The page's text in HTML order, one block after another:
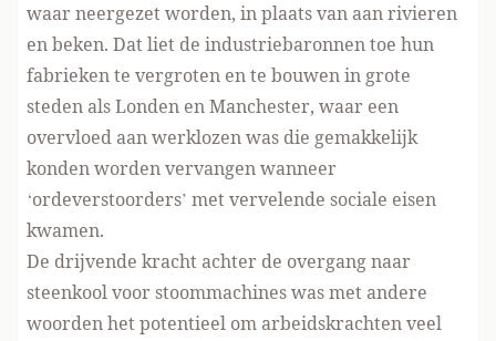
waar neergezet worden, in plaats van aan rivieren
en beken. Dat liet de industriebaronnen toe hun
fabrieken te vergroten en te bouwen in grote
steden als Londen en Manchester, waar een
overvloed aan werklozen was die gemakkelijk
konden worden vervangen wanneer
‘ordeverstoorders’ met vervelende sociale eisen
kwamen.
De drijvende kracht achter de overgang naar
steenkool voor stoommachines was met andere
woorden het potentieel om arbeidskrachten veel